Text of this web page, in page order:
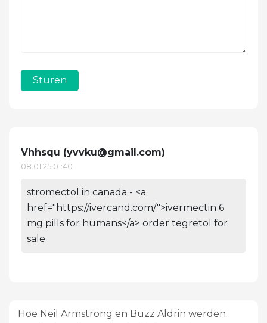
Sturen
Vhhsqu (yvvku@gmail.com)
08.01.25 01:40
stromectol in canada - <a
href="https://ivercand.com/">ivermectin 6
mg pills for humans</a> order tegretol for
sale
Hoe Neil Armstrong en Buzz Aldrin werden